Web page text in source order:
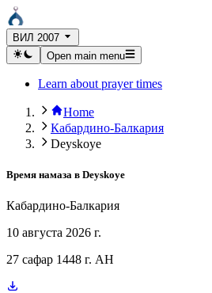
ВИЛ 2007
Open main menu
Learn about prayer times
Home
Кабардино-Балкария
Deyskoye
Время намаза в Deyskoye
Кабардино-Балкария
10 августа 2026 г.
27 сафар 1448 г. AH